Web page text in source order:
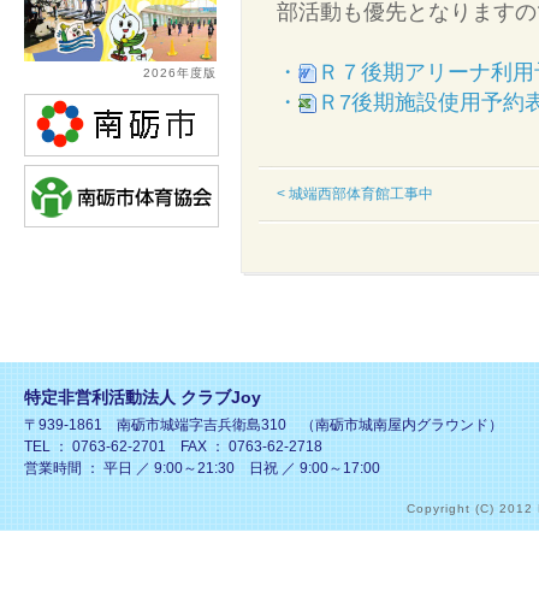
部活動も優先となります
・
Ｒ７後期アリーナ利
・
Ｒ7後期施設使用予約
< 城端西部体育館工事中
2026年度版
特定非営利活動法人 クラブJoy
〒939-1861 南砺市城端字吉兵衛島310 （南砺市城南屋内グラウンド）
TEL ： 0763-62-2701 FAX ： 0763-62-2718
営業時間 ： 平日 ／ 9:00～21:30 日祝 ／ 9:00～17:00
Copyright (C) 2012